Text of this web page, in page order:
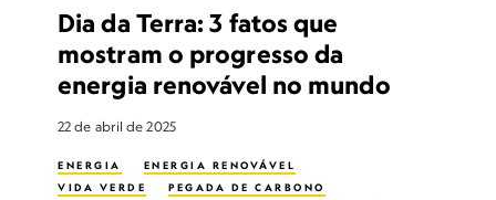
Dia da Terra: 3 fatos que
mostram o progresso da
energia renovável no mundo
22 de abril de 2025
ENERGIA
ENERGIA RENOVÁVEL
VIDA VERDE
PEGADA DE CARBONO